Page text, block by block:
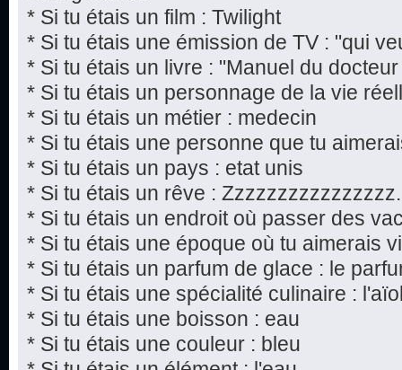
* Si tu étais un film : Twilight
* Si tu étais une émission de TV : "qui
* Si tu étais un livre : "Manuel du
* Si tu étais un personnage de la vie
* Si tu étais un métier : medecin
* Si tu étais une personne que tu
* Si tu étais un pays : etat unis
* Si tu étais un rêve :
* Si tu étais un endroit où passer des
* Si tu étais une époque où tu aimerais
* Si tu étais un parfum de glace : le
* Si tu étais une spécialité culinaire :
* Si tu étais une boisson : eau
* Si tu étais une couleur : bleu